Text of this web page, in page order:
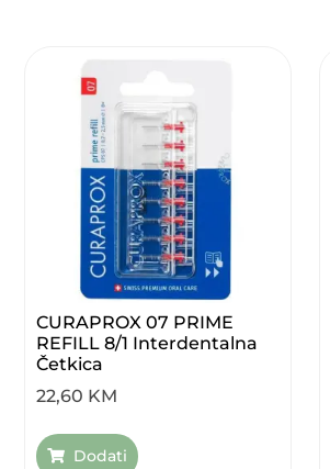
CURAPROX 07 PRIME
REFILL 8/1 Interdentalna
Četkica
22,60 KM
Dodati